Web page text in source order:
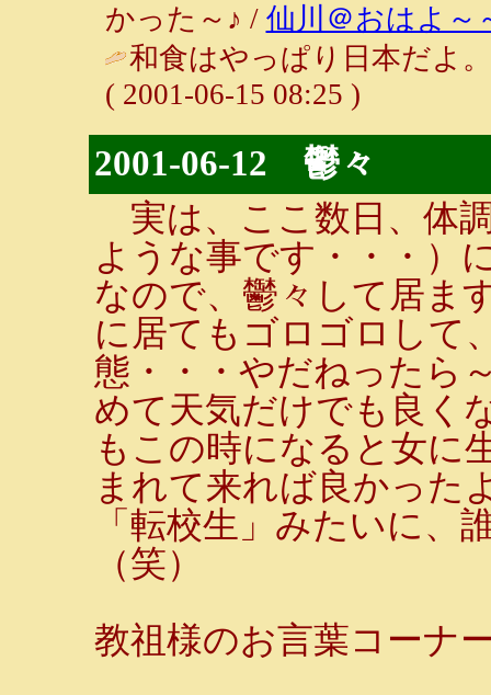
かった～♪ / 仙川＠おはよ～
和食はやっぱり日本だよ
( 2001-06-15 08:25 )
2001-06-12 鬱々
実は、ここ数日、体
ような事です・・・）
なので、鬱々して居ま
に居てもゴロゴロして
態・・・やだねったら
めて天気だけでも良く
もこの時になると女に
まれて来れば良かった
「転校生」みたいに、
（笑）
教祖様のお言葉コーナ